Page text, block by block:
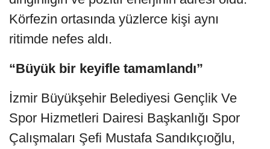
Körfezin ortasında yüzlerce kişi aynı
ritimde nefes aldı.
“Büyük bir keyifle tamamlandı”
İzmir Büyükşehir Belediyesi Gençlik Ve
Spor Hizmetleri Dairesi Başkanlığı Spor
Çalışmaları Şefi Mustafa Sandıkçıoğlu,